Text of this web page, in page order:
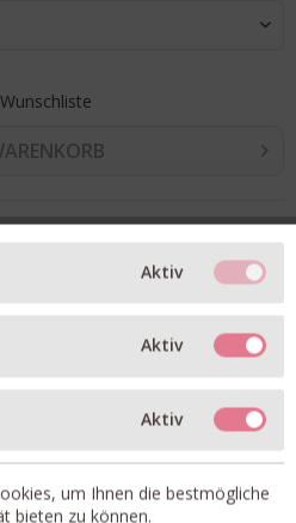
Wunschliste
brown
auf der Beinvorderseite
Aktiv
Aktiv
Aktiv
um Ihnen die bestmögliche
bieten zu können.